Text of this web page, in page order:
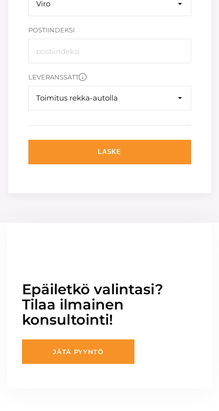
Viro
POSTIINDEKSI
LEVERANSSÄTT
Toimitus rekka-autolla
LASKE
Epäiletkö valintasi?
Tilaa ilmainen
konsultointi!
JÄTÄ PYYNTÖ